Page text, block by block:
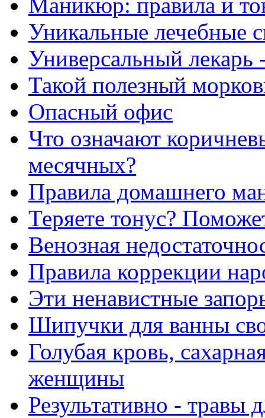
Уникальные лечебные
Универсальный
Такой полезный
Опасный офис
Что означают
месячных?
Правила домашнего
Теряете тонус?
Венозная
Правила коррекции
Эти ненавистные
Шипучки для ванны
Голубая кровь,
женщины
Результативно -